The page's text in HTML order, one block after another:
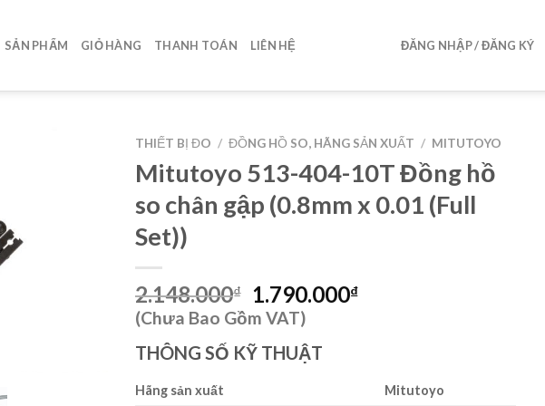
SẢN PHẨM GIỎ HÀNG THANH TOÁN LIÊN HỆ ĐĂNG NHẬP / ĐĂNG KÝ
THIẾT BỊ ĐO / ĐỒNG HỒ SO, HÃNG SẢN XUẤT / MITUTOYO
Mitutoyo 513-404-10T Đồng hồ
so chân gập (0.8mm x 0.01 (Full
Set))
2.148.000₫
Giá
gốc
2.148.000₫.
1.790.000₫Giá
1.790.000₫.
(Chưa Bao Gồm VAT)
THÔNG SỐ KỸ THUẬT
Hãng sản xuất
Mitutoyo